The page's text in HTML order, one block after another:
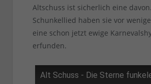
Altschuss ist sicherlich eine
Schunkellied haben sie vor
eine schon jetzt ewige
erfunden.
Alt Schuss - Die Sterne